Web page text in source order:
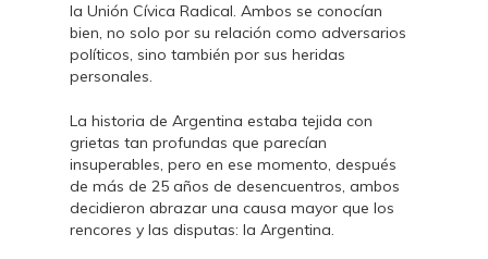
la Unión Cívica Radical. Ambos se conocían
bien, no solo por su relación como adversarios
políticos, sino también por sus heridas
personales.
La historia de Argentina estaba tejida con
grietas tan profundas que parecían
insuperables, pero en ese momento, después
de más de 25 años de desencuentros, ambos
decidieron abrazar una causa mayor que los
rencores y las disputas: la Argentina.